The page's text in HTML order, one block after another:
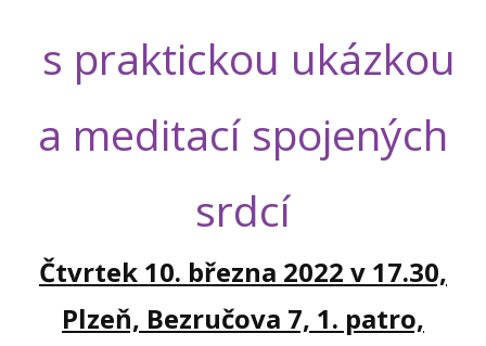
s praktickou ukázkou
a meditací spojených
srdcí
Čtvrtek 10. března 2022 v 17.30,
Plzeň, Bezručova 7, 1. patro,